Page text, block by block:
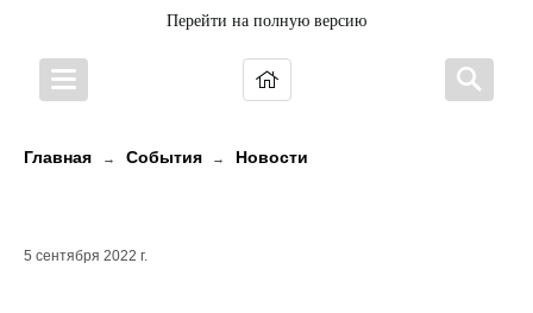
Перейти на полную версию
Главная → События → Новости
5 сентября 2022 г.